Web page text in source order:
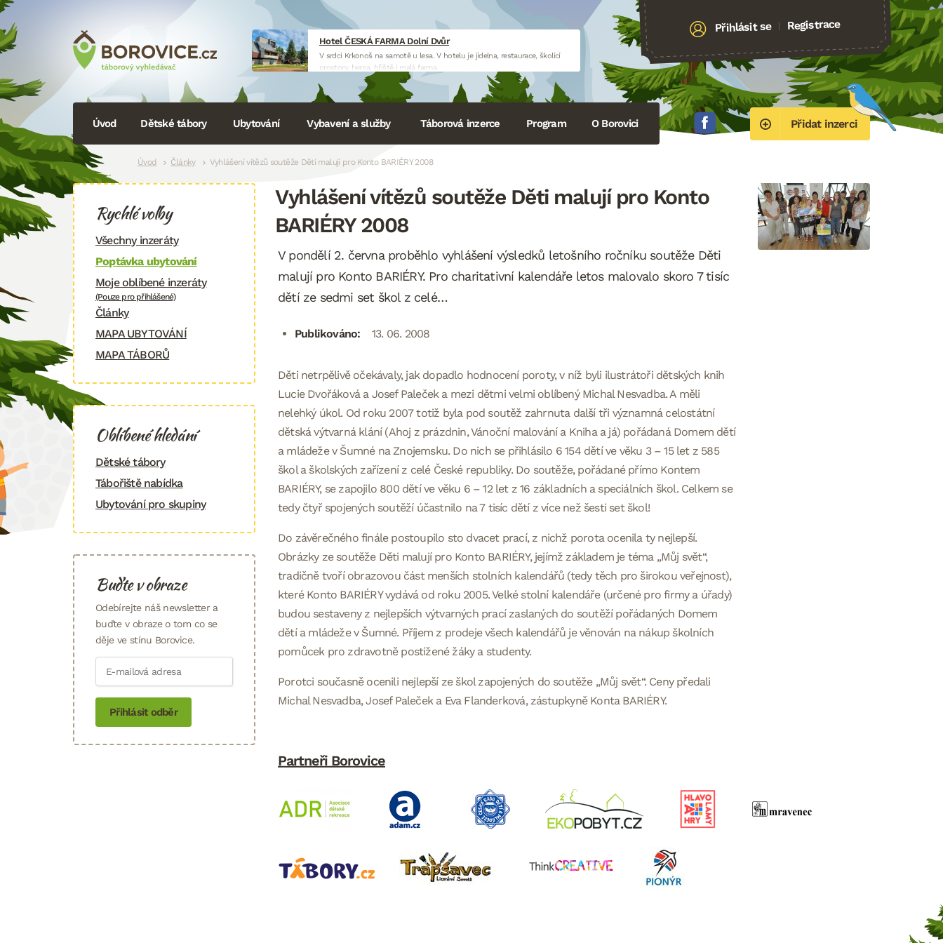
Hotel ČESKÁ FARMA Dolní Dvůr
V srdci Krkonoš na samotě u lesa. V hotelu je jídelna, restaurace, školící
prostory, herna, hřiště i malá farma.
www.hotelceskafarma.cz
Přihlásit se | Registrace
Přidat inzerci
Navigace
Úvod Dětské tábory Ubytování Vybavení a služby Táborová inzerce Program O Borovici
Drobečková
Úvod Články Vyhlášení vítězů soutěže Děti malují pro Konto BARIÉRY 2008
Vyhlášení vítězů soutěže Děti malují pro Konto
BARIÉRY 2008
V pondělí 2. června proběhlo vyhlášení výsledků letošního ročníku soutěže Děti
malují pro Konto BARIÉRY. Pro charitativní kalendáře letos malovalo skoro 7 tisíc
dětí ze sedmi set škol z celé…
Publikováno: 13. 06. 2008
Děti netrpělivě očekávaly, jak dopadlo hodnocení poroty, v níž byli ilustrátoři dětských knih
Lucie Dvořáková a Josef Paleček a mezi dětmi velmi oblíbený Michal Nesvadba. A měli
nelehký úkol. Od roku 2007 totiž byla pod soutěž zahrnuta další tři významná celostátní
dětská výtvarná klání (Ahoj z prázdnin, Vánoční malování a Kniha a já) pořádaná Domem dětí
a mládeže v Šumné na Znojemsku. Do nich se přihlásilo 6 154 dětí ve věku 3 – 15 let z 585
škol a školských zařízení z celé České republiky. Do soutěže, pořádané přímo Kontem
BARIÉRY, se zapojilo 800 dětí ve věku 6 – 12 let z 16 základních a speciálních škol. Celkem se
tedy čtyř spojených soutěží účastnilo na 7 tisíc dětí z více než šesti set škol!
Do závěrečného finále postoupilo sto dvacet prací, z nichž porota ocenila ty nejlepší.
Obrázky ze soutěže Děti malují pro Konto BARIÉRY, jejímž základem je téma „Můj svět“,
tradičně tvoří obrazovou část menších stolních kalendářů (tedy těch pro širokou veřejnost),
které Konto BARIÉRY vydává od roku 2005. Velké stolní kalendáře (určené pro firmy a úřady)
budou sestaveny z nejlepších výtvarných prací zaslaných do soutěží pořádaných Domem
dětí a mládeže v Šumné. Příjem z prodeje všech kalendářů je věnován na nákup školních
pomůcek pro zdravotně postižené žáky a studenty.
Porotci současně ocenili nejlepší ze škol zapojených do soutěže „Můj svět“. Ceny předali
Michal Nesvadba, Josef Paleček a Eva Flanderková, zástupkyně Konta BARIÉRY.
Partneři Borovice
Rychlé volby
Všechny inzeráty
Poptávka ubytování
Moje oblíbené inzeráty
(Pouze pro přihlášené)
Články
MAPA UBYTOVÁNÍ
MAPA TÁBORŮ
Oblíbené hledání
Dětské tábory
Tábořiště nabídka
Ubytování pro skupiny
Buďte v obraze
Odebírejte náš newsletter a
buďte v obraze o tom co se
děje ve stínu Borovice.
Přihlásit odběr